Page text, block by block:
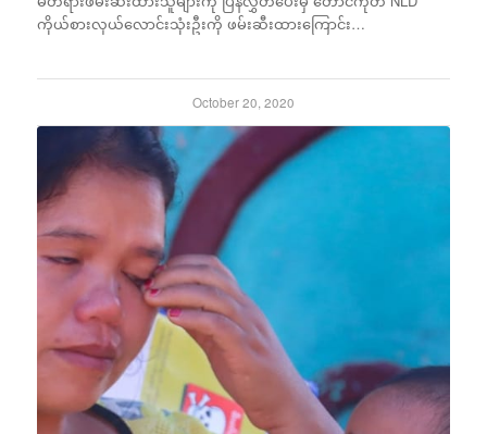
ကိုယ်စားလှယ်လောင်းသုံးဦးကို ဖမ်းဆီးထားကြောင်း…
October 20, 2020